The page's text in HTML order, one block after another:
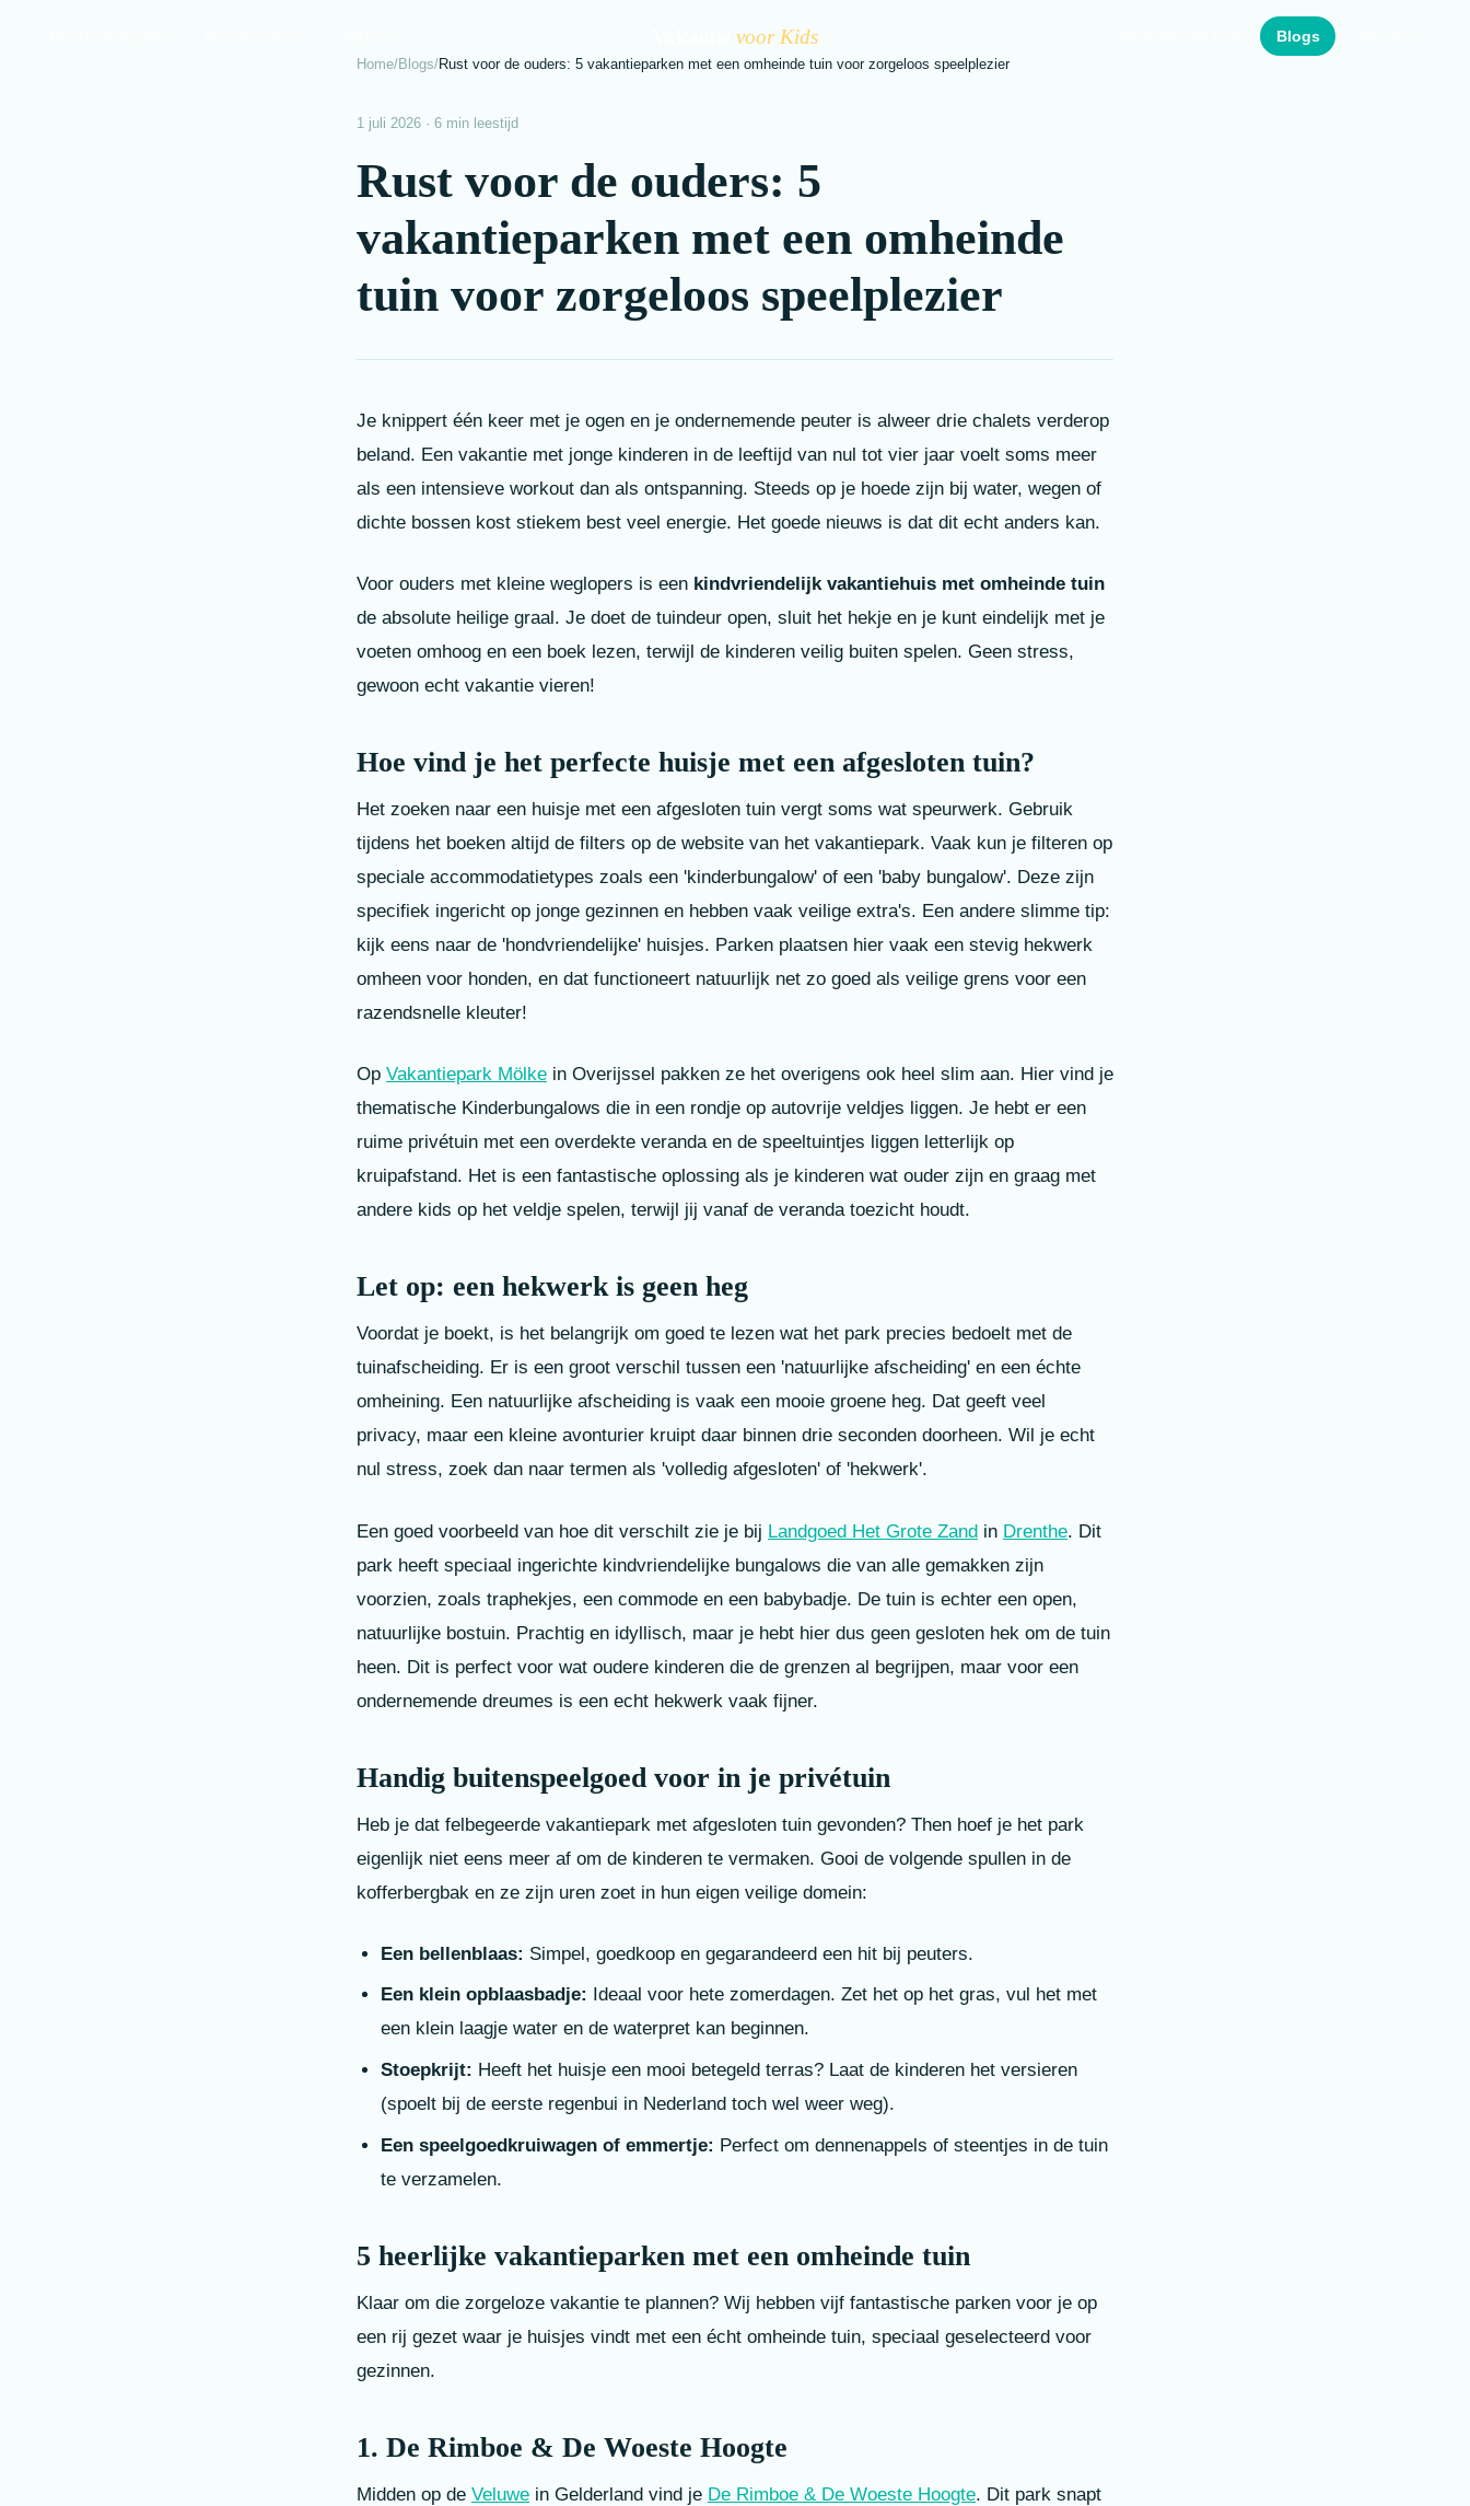
voor Kids Blogs
Home/Blogs/Rust voor de ouders: 5 vakantieparken met een omheinde tuin voor zorgeloos speelplezier
1 juli 2026 · 6 min leestijd
Rust voor de ouders: 5
vakantieparken met een omheinde
tuin voor zorgeloos speelplezier
Je knippert één keer met je ogen en je ondernemende peuter is alweer drie chalets verderop
beland. Een vakantie met jonge kinderen in de leeftijd van nul tot vier jaar voelt soms meer
als een intensieve workout dan als ontspanning. Steeds op je hoede zijn bij water, wegen of
dichte bossen kost stiekem best veel energie. Het goede nieuws is dat dit echt anders kan.
Voor ouders met kleine weglopers is een kindvriendelijk vakantiehuis met omheinde tuin
de absolute heilige graal. Je doet de tuindeur open, sluit het hekje en je kunt eindelijk met je
voeten omhoog en een boek lezen, terwijl de kinderen veilig buiten spelen. Geen stress,
gewoon echt vakantie vieren!
Hoe vind je het perfecte huisje met een afgesloten tuin?
Het zoeken naar een huisje met een afgesloten tuin vergt soms wat speurwerk. Gebruik
tijdens het boeken altijd de filters op de website van het vakantiepark. Vaak kun je filteren op
speciale accommodatietypes zoals een 'kinderbungalow' of een 'baby bungalow'. Deze zijn
specifiek ingericht op jonge gezinnen en hebben vaak veilige extra's. Een andere slimme tip:
kijk eens naar de 'hondvriendelijke' huisjes. Parken plaatsen hier vaak een stevig hekwerk
omheen voor honden, en dat functioneert natuurlijk net zo goed als veilige grens voor een
razendsnelle kleuter!
Op Vakantiepark Mölke in Overijssel pakken ze het overigens ook heel slim aan. Hier vind je
thematische Kinderbungalows die in een rondje op autovrije veldjes liggen. Je hebt er een
ruime privétuin met een overdekte veranda en de speeltuintjes liggen letterlijk op
kruipafstand. Het is een fantastische oplossing als je kinderen wat ouder zijn en graag met
andere kids op het veldje spelen, terwijl jij vanaf de veranda toezicht houdt.
Let op: een hekwerk is geen heg
Voordat je boekt, is het belangrijk om goed te lezen wat het park precies bedoelt met de
tuinafscheiding. Er is een groot verschil tussen een 'natuurlijke afscheiding' en een échte
omheining. Een natuurlijke afscheiding is vaak een mooie groene heg. Dat geeft veel
privacy, maar een kleine avonturier kruipt daar binnen drie seconden doorheen. Wil je echt
nul stress, zoek dan naar termen als 'volledig afgesloten' of 'hekwerk'.
Een goed voorbeeld van hoe dit verschilt zie je bij Landgoed Het Grote Zand in Drenthe. Dit
park heeft speciaal ingerichte kindvriendelijke bungalows die van alle gemakken zijn
voorzien, zoals traphekjes, een commode en een babybadje. De tuin is echter een open,
natuurlijke bostuin. Prachtig en idyllisch, maar je hebt hier dus geen gesloten hek om de tuin
heen. Dit is perfect voor wat oudere kinderen die de grenzen al begrijpen, maar voor een
ondernemende dreumes is een echt hekwerk vaak fijner.
Handig buitenspeelgoed voor in je privétuin
Heb je dat felbegeerde vakantiepark met afgesloten tuin gevonden? Then hoef je het park
eigenlijk niet eens meer af om de kinderen te vermaken. Gooi de volgende spullen in de
kofferbergbak en ze zijn uren zoet in hun eigen veilige domein:
Een bellenblaas: Simpel, goedkoop en gegarandeerd een hit bij peuters.
Een klein opblaasbadje:
Ideaal voor hete zomerdagen. Zet het op het gras, vul het met
een klein laagje water en de waterpret kan beginnen.
Stoepkrijt: Heeft het huisje een mooi betegeld terras? Laat de kinderen het versieren
(spoelt bij de eerste regenbui in Nederland toch wel weer weg).
Een speelgoedkruiwagen of emmertje: Perfect om dennenappels of steentjes in de tuin
te verzamelen.
5 heerlijke vakantieparken met een omheinde tuin
Klaar om die zorgeloze vakantie te plannen? Wij hebben vijf fantastische parken voor je op
een rij gezet waar je huisjes vindt met een écht omheinde tuin, speciaal geselecteerd voor
gezinnen.
1. De Rimboe & De Woeste Hoogte
Midden op de Veluwe in Gelderland vind je De Rimboe & De Woeste Hoogte. Dit park snapt